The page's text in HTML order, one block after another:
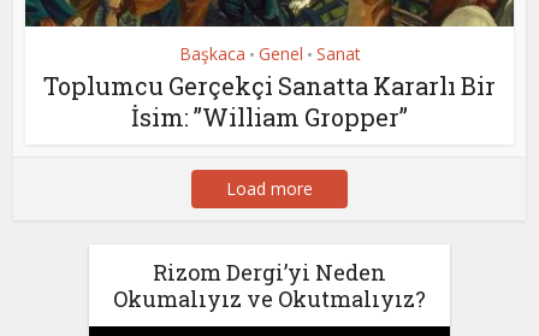
Başkaca • Genel • Sanat
Toplumcu Gerçekçi Sanatta Kararlı Bir
İsim: ”William Gropper”
Load more
Rizom Dergi’yi Neden
Okumalıyız ve Okutmalıyız?